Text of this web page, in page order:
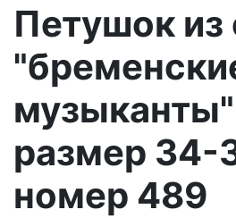
Петушок из
размер 34-
номер 489